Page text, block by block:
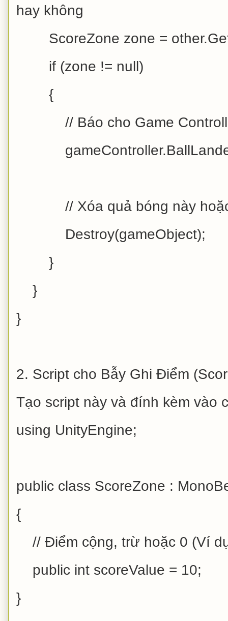
hay không
ScoreZone zone =
if (zone != null)
{
// Báo cho Game
// Xóa quả bóng này hoặc
Destroy(gameObject);
}
}
}
2. Script cho Bẫy Ghi Điểm
Tạo script này và đính kèm vào
using UnityEngine;
public class ScoreZone :
{
// Điểm cộng, trừ hoặc 0 (Ví
public int scoreValue = 10;
}